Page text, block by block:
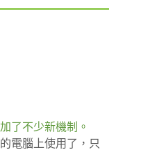
了不少新機制。
電腦上使用了，只